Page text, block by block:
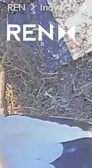
REN Inovação